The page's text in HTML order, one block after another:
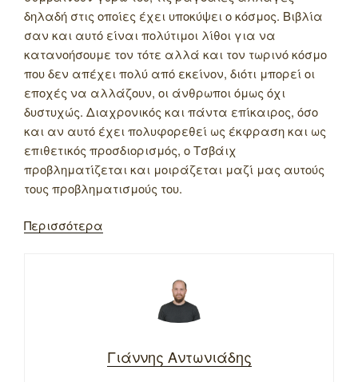
δηλαδή στις οποίες έχει υποκύψει ο κόσμος. Βιβλία
σαν και αυτό είναι πολύτιμοι λίθοι για να
κατανοήσουμε τον τότε αλλά και τον τωρινό κόσμο
που δεν απέχει πολύ από εκείνον, διότι μπορεί οι
εποχές να αλλάζουν, οι άνθρωποι όμως όχι
δυστυχώς. Διαχρονικός και πάντα επίκαιρος, όσο
και αν αυτό έχει πολυφορεθεί ως έκφραση και ως
επιθετικός προσδιορισμός, ο Τσβάιχ
προβληματίζεται και μοιράζεται μαζί μας αυτούς
τους προβληματισμούς του.
Περισσότερα
Γιάννης Αντωνιάδης